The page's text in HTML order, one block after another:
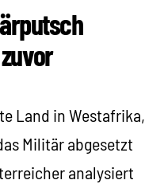
Land in Westafrika,
Militär abgesetzt
analysiert